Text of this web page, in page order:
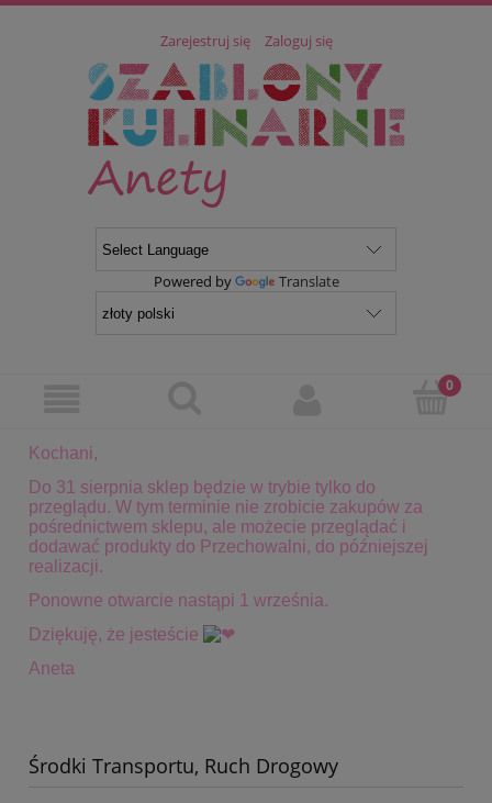
Zarejestruj się Zaloguj się
Powered by Translate
Kochani,
Do 31 sierpnia sklep będzie w trybie tylko do
przeglądu. W tym terminie nie zrobicie zakupów za
pośrednictwem sklepu, ale możecie przeglądać i
dodawać produkty do Przechowalni, do późniejszej
realizacji.
Ponowne otwarcie nastąpi 1 września.
Dziękuję, że jesteście
Aneta
Środki Transportu, Ruch Drogowy